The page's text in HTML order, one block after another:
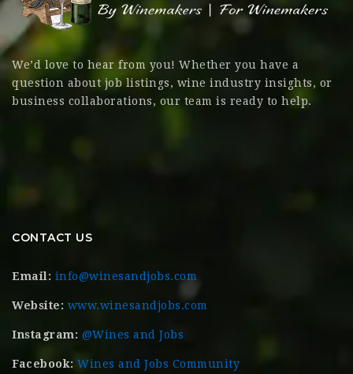
We’d love to hear from you! Whether you have a
question about job listings, wine industry insights, or
business collaborations, our team is ready to help.
CONTACT US
Email: info@winesandjobs.com
Website: www.winesandjobs.com
Instagram: @Wines and Jobs
Facebook: Wines and Jobs Community